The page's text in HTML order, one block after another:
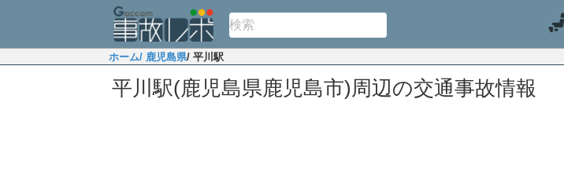
ホーム/ 鹿児島県/ 平川駅
平川駅(鹿児島県鹿児島市)周辺の交通事故情報